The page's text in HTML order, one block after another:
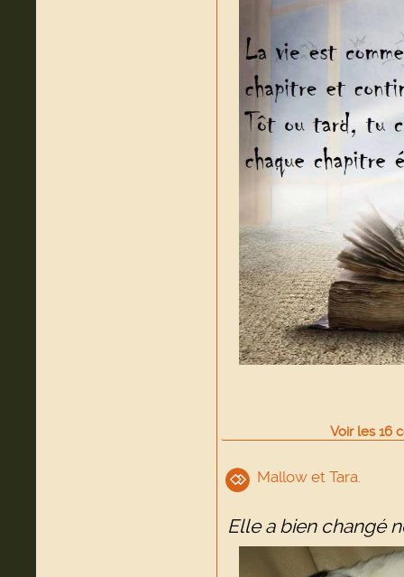
Voir les16
Mallow et Tara.
Elle a bien changé